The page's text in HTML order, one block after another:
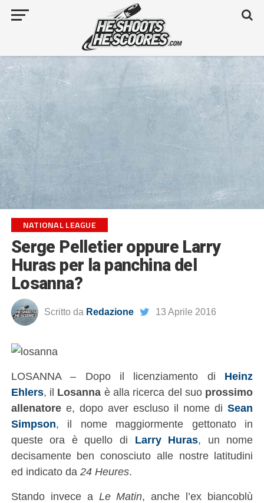
NATIONAL LEAGUE
Serge Pelletier oppure Larry
Huras per la panchina del
Losanna?
Scritto da Redazione 13 Aprile 2016
LOSANNA – Dopo il licenziamento di Heinz
Ehlers, il Losanna è alla ricerca del suo prossimo
allenatoree, dopo aver escluso il nome diSean
Simpson, il nome maggiormente gettonato in
queste ora è quello di Larry Huras, un nome
decisamente ben conosciuto alle nostre latitudini
ed indicato da 24 Heures.
Stando invece a Le Matin, anche l’ex biancoblù